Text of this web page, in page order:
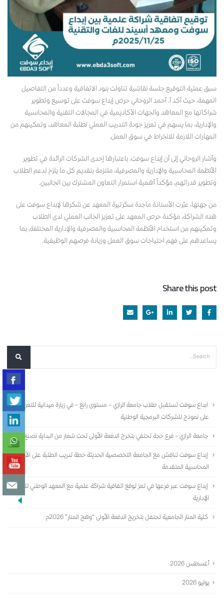
سبق عملية التوقيع جلسة نقاشية تناولت بنود الاتفاقية وعدداً من التفاصيل
المهمة، حيث أكد أ. أحمد الروحاني حرص إبداع سوفت على توسيع وتطوير
شراكاتها مع المعاهد والجهات الأكاديمية في المجالات التقنية والمحاسبية
والإدارية، بما يسهم في تعزيز جودة التدريب العملي لطلبة المعاهد، وتمكينهم من
المهارات اللازمة للانخراط في سوق العمل.
وأشار الروحاني إلى أن إبداع سوفت، باعتبارها إحدى الشركات الرائدة في تطوير
الأنظمة المحاسبية والإدارية والمصرفية، ملتزمة بتقديم كل ما يلزم لدعم الطلاب
وتطوير قدراتهم، مؤكداً أهمية استمرار التعاون المشترك بين الجانبين.
من جهتها، عبّرت الأستاذة ماجدة سكرتيرة المعهد عن شكرها لإبداع سوفت على
هذه الشراكة، مؤكدة حرص المعهد على تعزيز الجانب العملي لدى الطلاب
وتمكينهم من استخدام الأنظمة المحاسبية والمصرفية والإدارية المختلفة، بما
يساعدهم على فهم احتياجات سوق العمل وزيادة فرصهم الوظيفية.
Share this post
ابداع سوفت تستقبل طلاب جامعة الرازي – مستوى رابع – في زيارة ميدانية للتعرف أكثر
على نموذج للشركات البرمجية الوطنية
جامعة الرازي – فرع حجة تحتفي بتخرج الدفعة الأولى تحت شعار من البداية نصنع الأثر
إبداع سوفت تناقش مع الجامعة التخصصية الحديثة خطة تدريب الطلبة على الأنظمة
المحاسبية المتقدمة
إبداع سوفت عبر فرعها في تعز توقع اتفاقية شراكة علمية مع المعهد الوطني للعلوم
الإدارية
كلية المنار الجامعية تحتفل بتخريج الدفعة الأولى “وهج المنار” 2026م
أغسطس 2026
يوليو 2026